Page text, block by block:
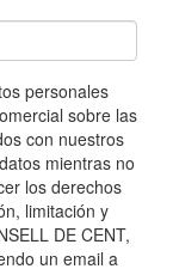
personales
sobre las
con nuestros
mientras no
los derechos
limitación y
DE CENT,
un email a